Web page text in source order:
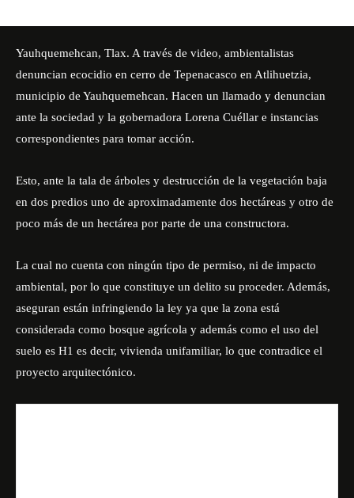
Yauhquemehcan, Tlax. A través de video, ambientalistas
denuncian ecocidio en cerro de Tepenacasco en Atlihuetzia,
municipio de Yauhquemehcan. Hacen un llamado y denuncian
ante la sociedad y la gobernadora Lorena Cuéllar e instancias
correspondientes para tomar acción.
Esto, ante la tala de árboles y destrucción de la vegetación baja
en dos predios uno de aproximadamente dos hectáreas y otro de
poco más de un hectárea por parte de una constructora.
La cual no cuenta con ningún tipo de permiso, ni de impacto
ambiental, por lo que constituye un delito su proceder. Además,
aseguran están infringiendo la ley ya que la zona está
considerada como bosque agrícola y además como el uso del
suelo es H1 es decir, vivienda unifamiliar, lo que contradice el
proyecto arquitectónico.